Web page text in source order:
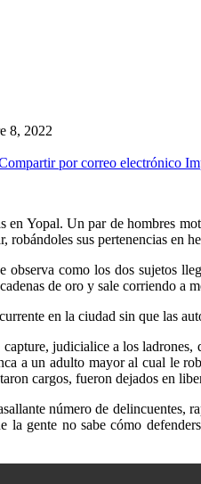
8, 2022
por correo electrónico
en Yopal. Un par de hombres
robándoles sus pertenencias en
observa como los dos sujetos
de oro y sale corriendo a
en la ciudad sin que las
judicialice a los
a un adulto mayor al cual le
cargos, fueron dejados en
número de delincuentes,
la gente no sabe cómo